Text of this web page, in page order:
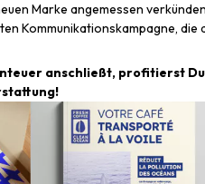
Marke angemessen
Kommunikationskampagne, die
anschließt, profitierst Du